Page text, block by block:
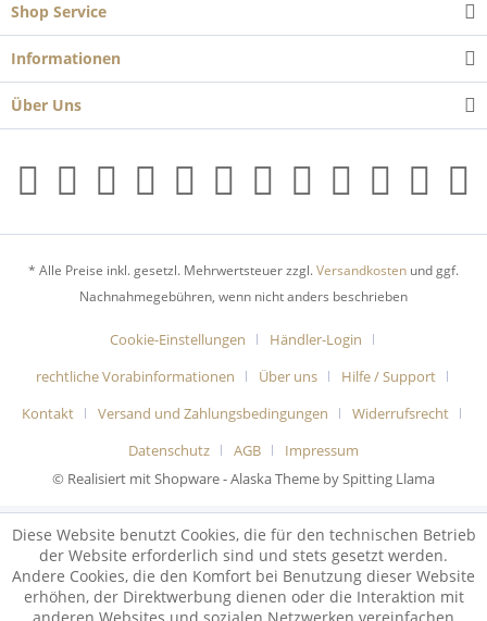
Shop Service
Informationen
Über Uns
* Alle Preise inkl. gesetzl. Mehrwertsteuer zzgl.Versandkosten und ggf.
Nachnahmegebühren, wenn nicht anders beschrieben
Cookie-Einstellungen
Händler-Login
rechtliche Vorabinformationen
Über uns
Hilfe / Support
Kontakt
Versand und Zahlungsbedingungen
Widerrufsrecht
Datenschutz
AGB
Impressum
© Realisiert mit Shopware - Alaska Theme by Spitting Llama
Diese Website benutzt Cookies, die für den technischen Betrieb
der Website erforderlich sind und stets gesetzt werden.
Andere Cookies, die den Komfort bei Benutzung dieser Website
erhöhen, der Direktwerbung dienen oder die Interaktion mit